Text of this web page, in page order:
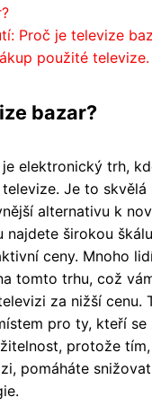
Proč je televize
použité televize.
bazar?
elektronický trh,
Je to
alternativu k
najdete širokou
ceny. Mnoho
tomto trhu, což
za nižší cenu.
pro ty, kteří se
protože
pomáháte